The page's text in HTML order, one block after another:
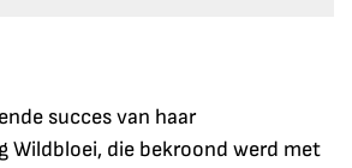
succes van haar
Wildbloei, die bekroond werd met